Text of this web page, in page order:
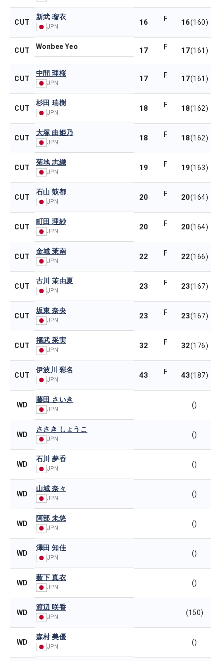
CUT
新武 瑠衣
JPN 16 F 16(160)
CUT Wonbee Yeo 17 F 17(161)
CUT
中間 理桜
JPN 17 F 17(161)
CUT
杉田 瑞樹
JPN 18 F 18(162)
CUT
大塚 由姫乃
JPN 18 F 18(162)
CUT
菊地 志織
JPN 19 F 19(163)
CUT
石山 鼓都
JPN 20 F 20(164)
CUT
町田 理紗
JPN 20 F 20(164)
CUT
金城 茉南
JPN 22 F 22(166)
CUT
古川 茉由夏
JPN 23 F 23(167)
CUT
坂東 奈央
JPN 23 F 23(167)
CUT
福武 采実
JPN 32 F 32(176)
CUT
伊波川 彩名
JPN 43 F 43(187)
WD
藤田 さいき
JPN
()
WD
ささき しょうこ
JPN
()
WD
石川 夢香
JPN
()
WD
山城 奈々
JPN
()
WD
阿部 未悠
JPN
()
WD
澤田 知佳
JPN
()
WD
薮下 真衣
JPN
()
WD
渡辺 咲香
JPN
(150)
WD
森村 美優
JPN
()